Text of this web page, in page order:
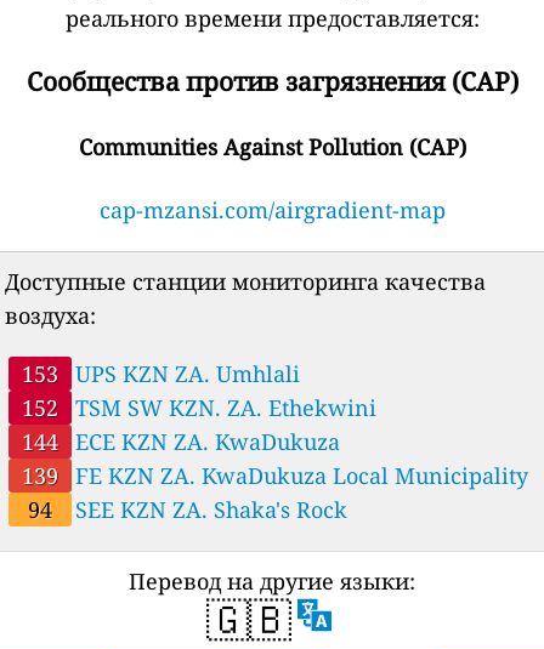
реального времени предоставляется:
Сообщества против загрязнения (CAP)
Communities Against Pollution (CAP)
cap-mzansi.com/airgradient-map
Доступные станции мониторинга качества
воздуха:
153
UPS KZN ZA. Umhlali
152
TSM SW KZN. ZA. Ethekwini
144
ECE KZN ZA. KwaDukuza
139
FE KZN ZA. KwaDukuza Local Municipality
94
SEE KZN ZA. Shaka's Rock
Перевод на другие языки:
🇬🇧